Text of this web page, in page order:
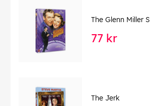
The Glenn Miller
77 kr
The Jerk